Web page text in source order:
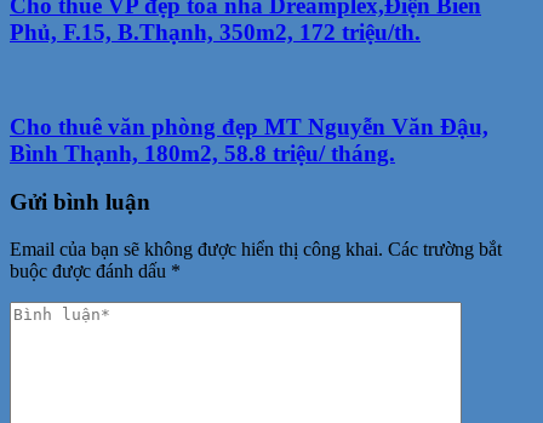
Cho thuê VP đẹp tòa nhà Dreamplex,Điện Biên
Phủ, F.15, B.Thạnh, 350m2, 172 triệu/th.
Cho thuê văn phòng đẹp MT Nguyễn Văn Đậu,
Bình Thạnh, 180m2, 58.8 triệu/ tháng.
Gửi bình luận
Email của bạn sẽ không được hiển thị công khai. Các trường bắt
buộc được đánh dấu *
Phản